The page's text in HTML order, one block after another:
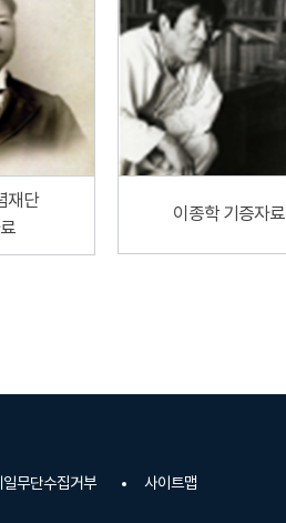
재단
이종학 기증자료
일무단수집거부 사이트맵